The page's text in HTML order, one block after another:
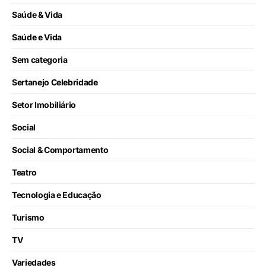
Saúde & Vida
Saúde e Vida
Sem categoria
Sertanejo Celebridade
Setor Imobiliário
Social
Social & Comportamento
Teatro
Tecnologia e Educação
Turismo
TV
Variedades